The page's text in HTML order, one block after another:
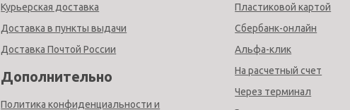
Курьерская доставка
Доставка в пункты выдачи
Доставка Почтой России
Дополнительно
Политика конфиденциальности и
Пластиковой картой
Сбербанк-онлайн
Альфа-клик
На расчетный счет
Через терминал